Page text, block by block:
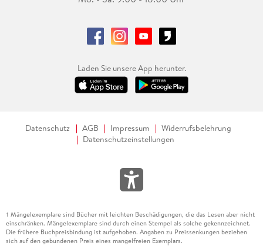
Laden Sie unsere App herunter.
Datenschutz AGB Impressum
Widerrufsbelehrung
Datenschutzeinstellungen
1 Mängelexemplare sind Bücher mit leichten Beschädigungen, die das Lesen aber nicht
einschränken. Mängelexemplare sind durch einen Stempel als solche gekennzeichnet.
Die frühere Buchpreisbindung ist aufgehoben. Angaben zu Preissenkungen beziehen
sich auf den gebundenen Preis eines mangelfreien Exemplars.